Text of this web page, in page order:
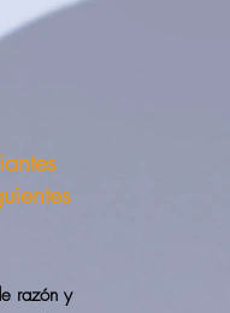
razón y